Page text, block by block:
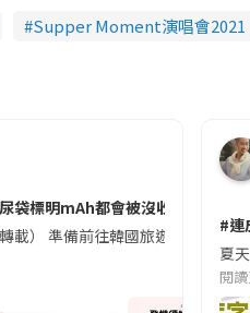
Supper Moment演唱會2021
袋標明mAh都會被沒收😱出發前切
轉載） 準備前往韓國旅遊的民眾#連
夏
閱